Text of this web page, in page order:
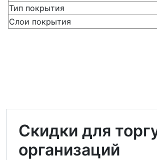
Тип покрытия
Слои покрытия
Скидки для
организаций